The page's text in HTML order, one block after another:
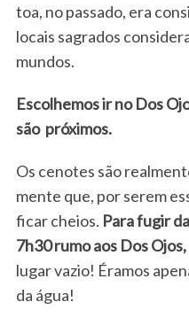
toa, no passado, era
locais sagrados
mundos.
Escolhemos ir no Dos
são próximos.
Os cenotes são
mente que, por serem
ficar cheios. Para fugir
7h30 rumo aos Dos
lugar vazio! Éramos
da água!